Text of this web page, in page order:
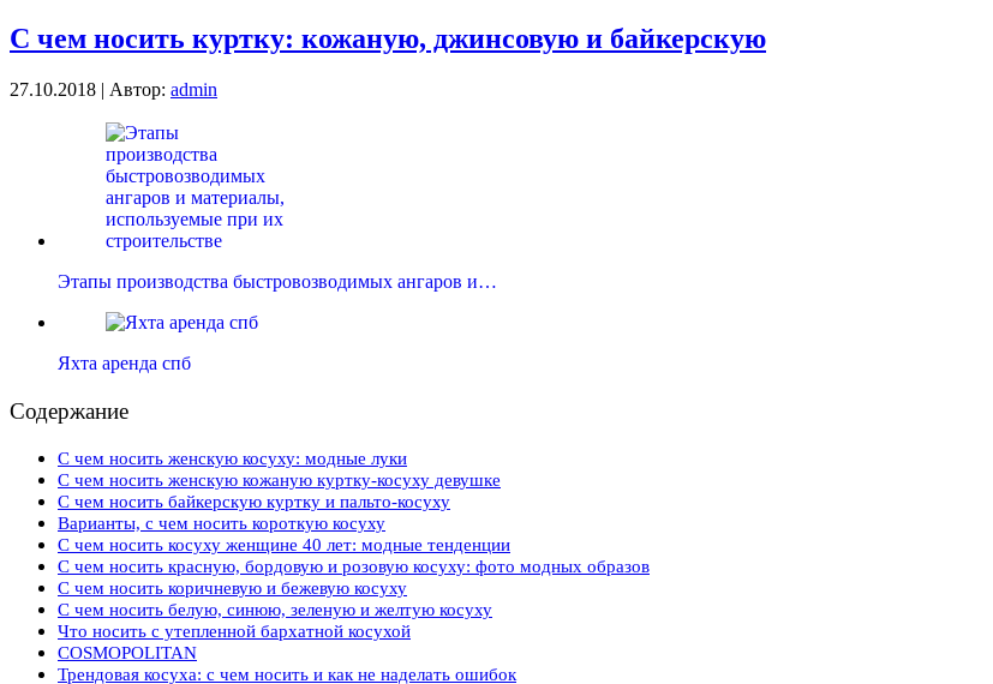
С чем носить куртку: кожаную, джинсовую и байкерскую
27.10.2018 | Автор: admin
Этапы производства быстровозводимых ангаров и…
Яхта аренда спб
Содержание
С чем носить женскую косуху: модные луки
С чем носить женскую кожаную куртку-косуху девушке
С чем носить байкерскую куртку и пальто-косуху
Варианты, с чем носить короткую косуху
С чем носить косуху женщине 40 лет: модные тенденции
С чем носить красную, бордовую и розовую косуху: фото модных образов
С чем носить коричневую и бежевую косуху
С чем носить белую, синюю, зеленую и желтую косуху
Что носить с утепленной бархатной косухой
COSMOPOLITAN
Трендовая косуха: с чем носить и как не наделать ошибок